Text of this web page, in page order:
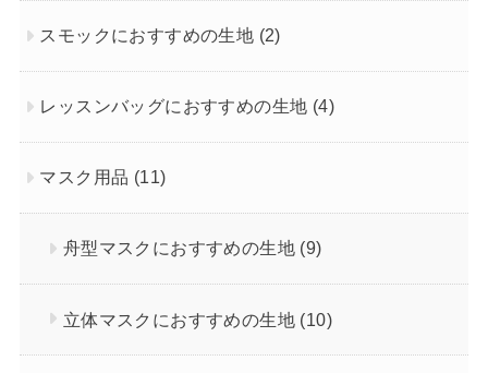
スモックにおすすめの生地 (2)
レッスンバッグにおすすめの生地 (4)
マスク用品 (11)
舟型マスクにおすすめの生地 (9)
立体マスクにおすすめの生地 (10)